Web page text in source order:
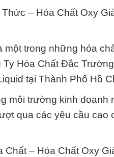
– Hóa Chất Oxy
một trong những hóa
Hóa Chất Đắc
tại Thành Phố Hồ
môi trường kinh doanh
qua các yêu cầu cao
– Hóa Chất Oxy